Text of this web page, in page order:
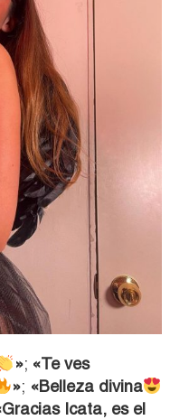
»; «Te ves
»; «Belleza divina
Icata, es el